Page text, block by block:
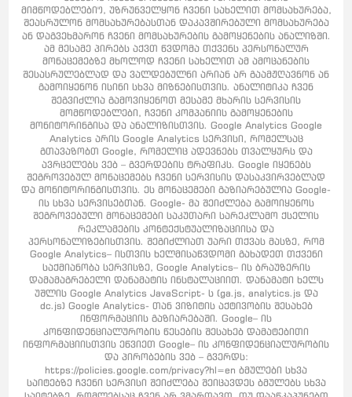
მიმწოდებლები"), უზრუნველყონ ჩვენი სახელით მომსახურება,
შეასრულონ მომსახურებასთან დაკავშირებული მომსახურება
ან დაგვეხმარონ ჩვენი მომსახურების გამოყენების ანალიზში.
ამ მესამე პირებს აქვთ წვდომა თქვენს პერსონალურ
მონაცემებზე მხოლოდ ჩვენი სახელით ამ ამოცანების
შესასრულებლად და ვალდებულნი არიან არ გაამჟღავნონ ან
გამოიყენონ ისინი სხვა მიზნებისთვის. ანალიტიკა ჩვენ
შეგვიძლია გამოვიყენოთ მესამე მხარის სერვისის
მომწოდებლები, ჩვენი კომპანიის გამოყენების
მონიტორინგისა და ანალიზისთვის. Google Analytics Google
Analytics არის Google Analytics სერვისი, რომელსაც
გთავაზობთ Google, რომელიც ადევნებს თვალყურს და
ავრცელებს ვებ – გვერდების ტრაფიკს. Google იყენებს
შეგროვებულ მონაცემებს ჩვენი სერვისის დასაკვირვებლად
და მონიტორინგისთვის. ეს მონაცემები გაზიარებულია Google-
ის სხვა სერვისებთან. Google- მა შეიძლება გამოიყენოს
შეგროვებული მონაცემები საკუთარი სარეკლამო ქსელის
რეკლამების კონტექსტუალიზაციისა და
პერსონალიზებისთვის. შეგიძლიათ უარი თქვას მასზე, რომ
Google Analytics– ისთვის ხელმისაწვდომი გახადეთ თქვენი
საქმიანობა სერვისზე, Google Analytics– ის ბრაუზერის
დამამაგრებელი დანამატის ინსტალაციით. დანამატი ხელს
უშლის Google Analytics JavaScript- ს (ga.js, analytics.js და
dc.js) Google Analytics- თან ვიზიტის აქტივობის შესახებ
ინფორმაციის გაზიარებაში. Google– ის
კონფიდენციალურობის წესების შესახებ დამატებითი
ინფორმაციისთვის ეწვიეთ Google– ის კონფიდენციალურობის
და პირობების ვებ – გვერდს:
https://policies.google.com/privacy?hl=en ბმულები სხვა
საიტებზე ჩვენი სერვისი შეიძლება შეიცავდეს ბმულებს სხვა